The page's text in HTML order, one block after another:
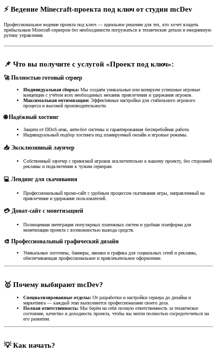
⚡️ Ведение Minecraft-проекта под ключ от студии mcDev​
Профессиональное ведение проекта под ключ — идеальное решение для тех, кто хочет владеть
прибыльным Minecraft-сервером без необходимости погружаться в технические детали и ежедневную
рутину управления.
📌 Что вы получите с услугой «Проект под ключ»:​
🚀 Полностью готовый сервер​
Индивидуальная сборка: Мы создаём уникальные или копируем успешные игровые
концепции с учётом всех необходимых механик привлечения и удержания игроков.
Максимальная оптимизация: Эффективные настройки для стабильного игрового
процесса и высокой производительности.
🌐 Надёжный хостинг​
Защита от DDoS-атак, анти-бот системы и гарантированная бесперебойная работа.
Индивидуальный подбор хостинга под планируемый онлайн и игровые режимы.
📥 Эксклюзивный лаунчер​
Собственный лаунчер с привязкой игроков исключительно к вашему проекту, без сторонней
рекламы и подключения к чужим серверам.
💻 Лендинг для скачивания​
Профессиональный промо-сайт с удобным процессом скачивания игры, направленный на
привлечение и удержание пользователей.
💳 Донат-сайт с монетизацией​
Полноценная интеграция популярных платежных систем и удобная платформа для
монетизации проекта с возможностью вывода средств.
🎨 Профессиональный графический дизайн​
Уникальные логотипы, баннеры, иконки и графика для социальных сетей и рекламы,
обеспечивающая профессиональное и привлекательное оформление.
🥇 Почему выбирают mcDev?​
Специализированные отделы: От разработки и настройки сервера до дизайна и
маркетинга — каждый этап выполняется профессионалами своего дела.
Полная ответственность: Мы берём на себя полную ответственность за техническое
состояние, качество и доходность проекта, чтобы вы могли полностью сосредоточиться на
его развитии.
💡 Как начать?​